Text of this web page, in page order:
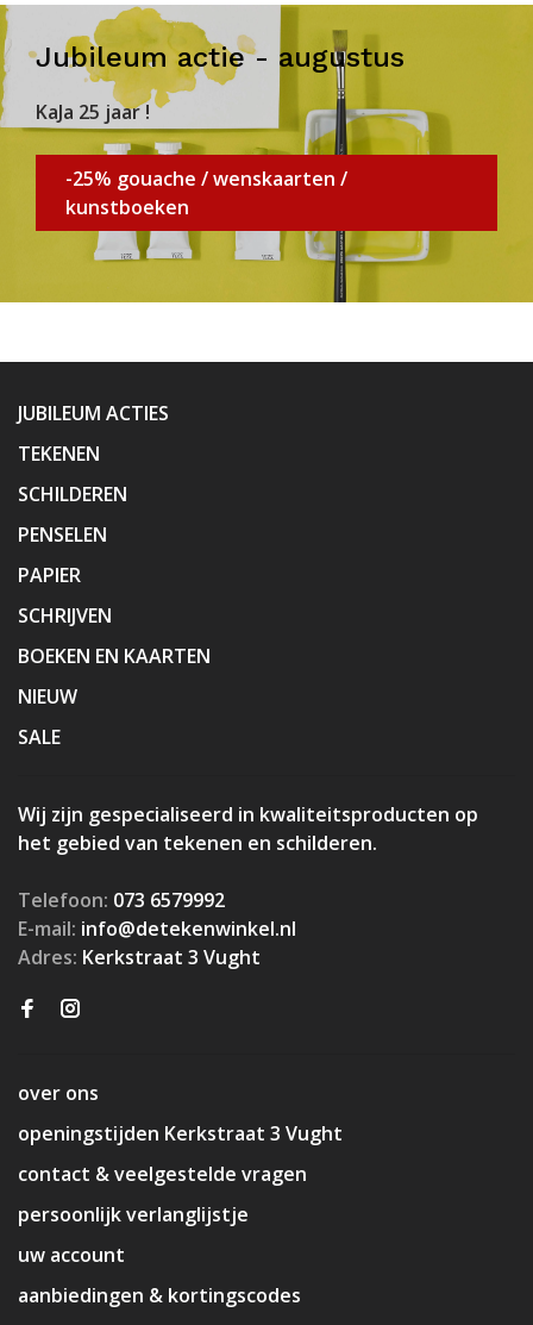
Jubileum actie - augustus
KaJa 25 jaar !
-25% gouache / wenskaarten /
kunstboeken
JUBILEUM ACTIES
TEKENEN
SCHILDEREN
PENSELEN
PAPIER
SCHRIJVEN
BOEKEN EN KAARTEN
NIEUW
SALE
Wij zijn gespecialiseerd in kwaliteitsproducten op
het gebied van tekenen en schilderen.
Telefoon: 073 6579992
E-mail: info@detekenwinkel.nl
Adres: Kerkstraat 3 Vught
over ons
openingstijden Kerkstraat 3 Vught
contact & veelgestelde vragen
persoonlijk verlanglijstje
uw account
aanbiedingen & kortingscodes